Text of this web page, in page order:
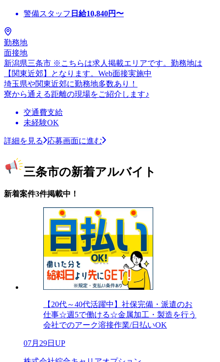
警備スタッフ 日給10,840円〜
勤務地
面接地
新潟県三条市 ※こちらは求人掲載エリアです。勤務地は
【関東近郊】となります。Web面接実施中
埼玉県や関東近郊に勤務地多数あり！
寮から通える距離の現場をご紹介します♪
交通費支給
未経験OK
詳細を見る 応募画面に進む
三条市の新着アルバイト
新着案件3件掲載中！
【20代～40代活躍中】社保完備・派遣のお
仕事☆週5で働ける☆金属加工・製造を行う
会社でのアーク溶接作業/日払いOK
07月29日UP